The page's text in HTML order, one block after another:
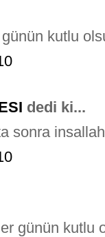
kutlu
dedi ki...
sonra
günün